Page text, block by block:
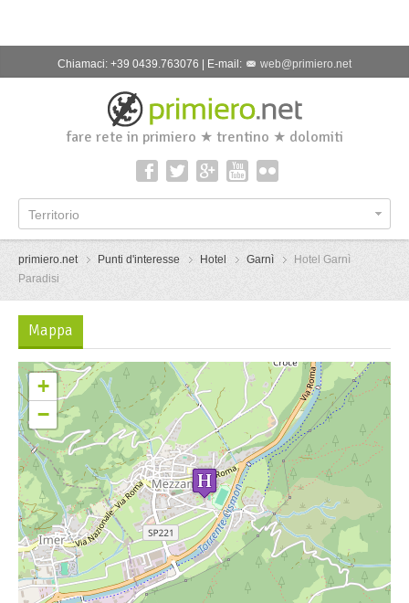
Chiamaci: +39 0439.763076 | E-mail: web@primiero.net
fare rete in primiero ★ trentino ★ dolomiti
Territorio
primiero.net Punti d'interesse Hotel Garnì
Hotel Garnì
Paradisi
Mappa
+
−